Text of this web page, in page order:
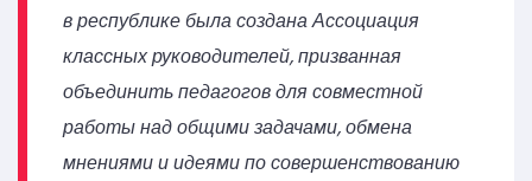
в республике была создана Ассоциация
классных руководителей, призванная
объединить педагогов для совместной
работы над общими задачами, обмена
мнениями и идеями по совершенствованию